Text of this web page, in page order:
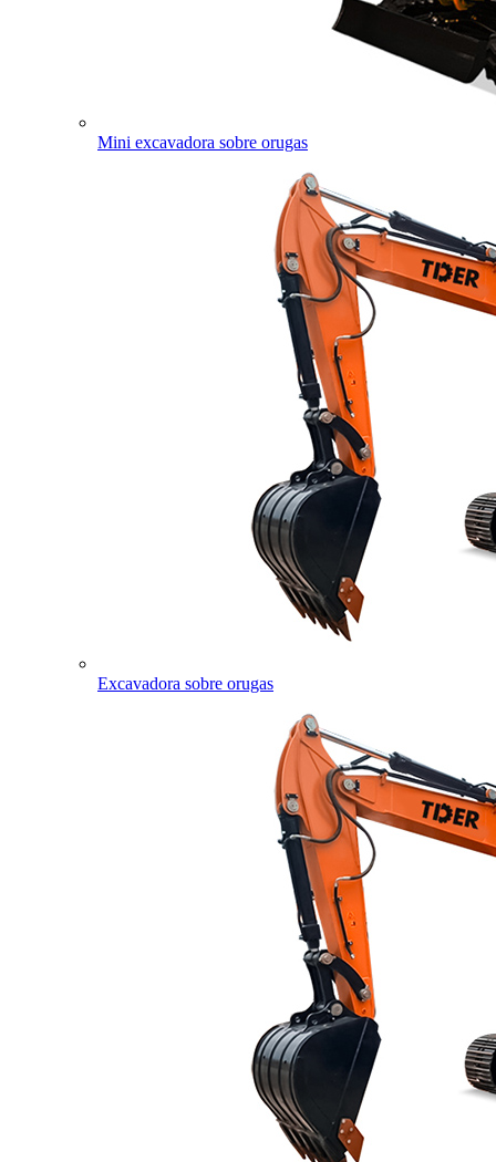
Mini excavadora sobre orugas
Excavadora sobre orugas